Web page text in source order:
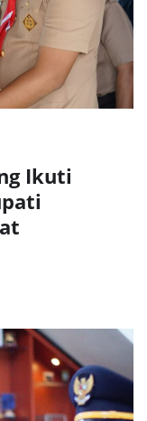
Ikuti